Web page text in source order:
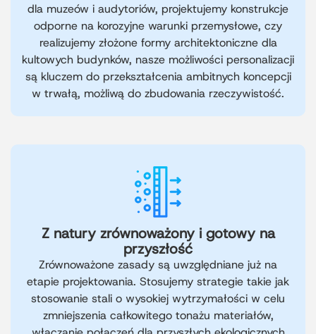
dla muzeów i audytoriów, projektujemy konstrukcje
odporne na korozyjne warunki przemysłowe, czy
realizujemy złożone formy architektoniczne dla
kultowych budynków, nasze możliwości personalizacji
są kluczem do przekształcenia ambitnych koncepcji
w trwałą, możliwą do zbudowania rzeczywistość.
Z natury zrównoważony i gotowy na
przyszłość
Zrównoważone zasady są uwzględniane już na
etapie projektowania. Stosujemy strategie takie jak
stosowanie stali o wysokiej wytrzymałości w celu
zmniejszenia całkowitego tonażu materiałów,